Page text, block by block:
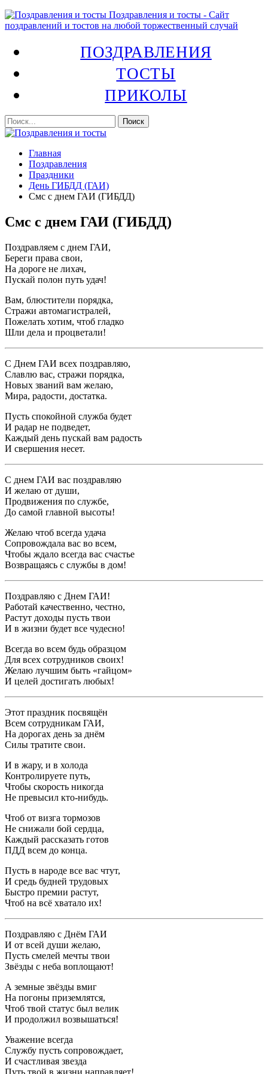
Поздравления и тосты - Сайт
поздравлений и тостов на любой торжественный случай
ПОЗДРАВЛЕНИЯ
ТОСТЫ
ПРИКОЛЫ
Главная
Поздравления
Праздники
День ГИБДД (ГАИ)
Смс с днем ГАИ (ГИБДД)
Смс с днем ГАИ (ГИБДД)
Поздравляем с днем ГАИ,
Береги права свои,
На дороге не лихач,
Пускай полон путь удач!
Вам, блюстители порядка,
Стражи автомагистралей,
Пожелать хотим, чтоб гладко
Шли дела и процветали!
С Днем ГАИ всех поздравляю,
Славлю вас, стражи порядка,
Новых званий вам желаю,
Мира, радости, достатка.
Пусть спокойной служба будет
И радар не подведет,
Каждый день пускай вам радость
И свершения несет.
С днем ГАИ вас поздравляю
И желаю от души,
Продвижения по службе,
До самой главной высоты!
Желаю чтоб всегда удача
Сопровождала вас во всем,
Чтобы ждало всегда вас счастье
Возвращаясь с службы в дом!
Поздравляю с Днем ГАИ!
Работай качественно, честно,
Растут доходы пусть твои
И в жизни будет все чудесно!
Всегда во всем будь образцом
Для всех сотрудников своих!
Желаю лучшим быть «гайцом»
И целей достигать любых!
Этот праздник посвящён
Всем сотрудникам ГАИ,
На дорогах день за днём
Силы тратите свои.
И в жару, и в холода
Контролируете путь,
Чтобы скорость никогда
Не превысил кто-нибудь.
Чтоб от визга тормозов
Не снижали бой сердца,
Каждый рассказать готов
ПДД всем до конца.
Пусть в народе все вас чтут,
И средь будней трудовых
Быстро премии растут,
Чтоб на всё хватало их!
Поздравляю с Днём ГАИ
И от всей души желаю,
Пусть смелей мечты твои
Звёзды с неба воплощают!
А земные звёзды вмиг
На погоны приземлятся,
Чтоб твой статус был велик
И продолжил возвышаться!
Уважение всегда
Службу пусть сопровождает,
И счастливая звезда
Путь твой в жизни направляет!